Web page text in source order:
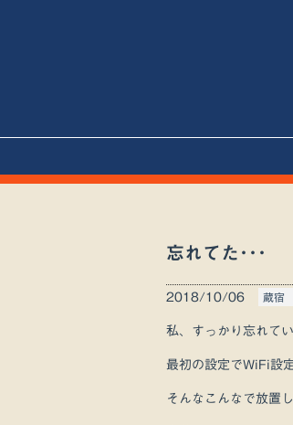
忘れてた･･･
2018/10/06 蔵宿
私、すっかり忘れて
最初の設定でWiFi設
そんなこんなで放置